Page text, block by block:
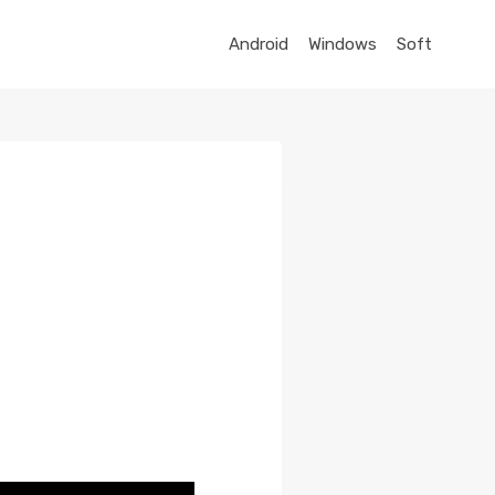
Android Windows Soft